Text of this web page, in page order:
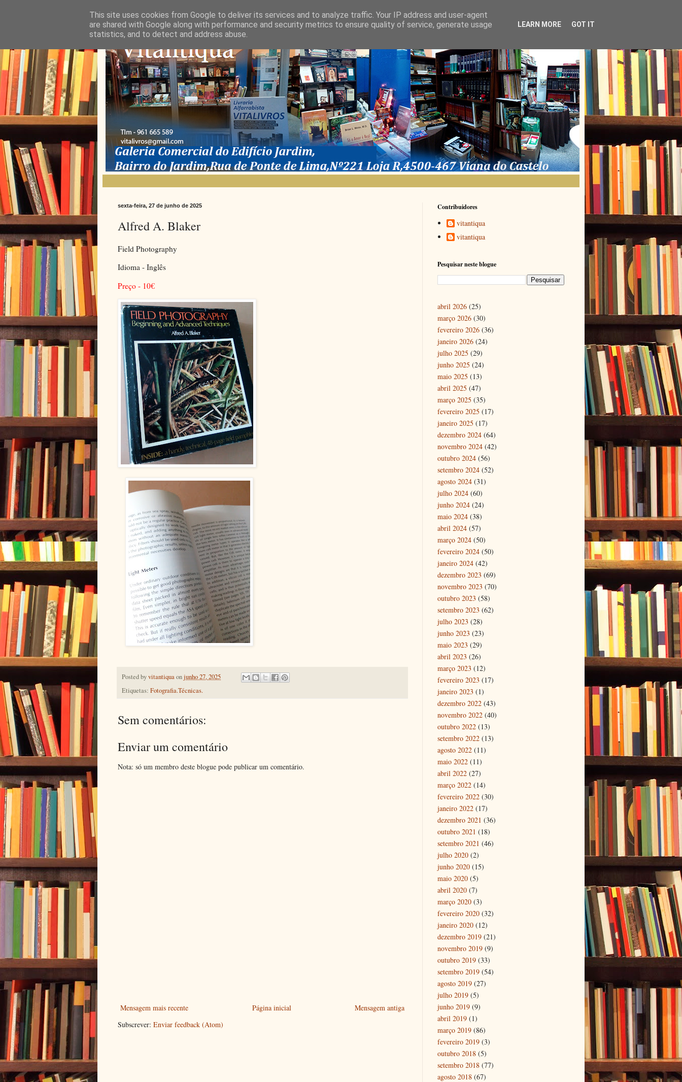
sexta-feira, 27 de junho de 2025
Alfred A. Blaker
Field Photography
Idioma - Inglês
Preço - 10€
Posted byvitantiquaonjunho 27, 2025
Etiquetas: Fotografia.Técnicas.
Sem comentários:
Enviar um comentário
Nota: só um membro deste blogue pode publicar um comentário.
Mensagem mais recente Mensagem antiga
Página inicial
Subscrever: Enviar feedback (Atom)
Contribuidores
vitantiqua
vitantiqua
Pesquisar neste blogue
abril 2026 (25)
março 2026 (30)
fevereiro 2026 (36)
janeiro 2026 (24)
julho 2025 (29)
junho 2025 (24)
maio 2025 (13)
abril 2025 (47)
março 2025 (35)
fevereiro 2025 (17)
janeiro 2025 (17)
dezembro 2024 (64)
novembro 2024 (42)
outubro 2024 (56)
setembro 2024 (52)
agosto 2024 (31)
julho 2024 (60)
junho 2024 (24)
maio 2024 (38)
abril 2024 (57)
março 2024 (50)
fevereiro 2024 (50)
janeiro 2024 (42)
dezembro 2023 (69)
novembro 2023 (70)
outubro 2023 (58)
setembro 2023 (62)
julho 2023 (28)
junho 2023 (23)
maio 2023 (29)
abril 2023 (26)
março 2023 (12)
fevereiro 2023 (17)
janeiro 2023 (1)
dezembro 2022 (43)
novembro 2022 (40)
outubro 2022 (13)
setembro 2022 (13)
agosto 2022 (11)
maio 2022 (11)
abril 2022 (27)
março 2022 (14)
fevereiro 2022 (30)
janeiro 2022 (17)
dezembro 2021 (36)
outubro 2021 (18)
setembro 2021 (46)
julho 2020 (2)
junho 2020 (15)
maio 2020 (5)
abril 2020 (7)
março 2020 (3)
fevereiro 2020 (32)
janeiro 2020 (12)
dezembro 2019 (21)
novembro 2019 (9)
outubro 2019 (33)
setembro 2019 (54)
agosto 2019 (27)
julho 2019 (5)
junho 2019 (9)
abril 2019 (1)
março 2019 (86)
fevereiro 2019 (3)
outubro 2018 (5)
setembro 2018 (77)
agosto 2018 (67)
This site uses cookies from Google to deliver its services and to analyze traffic. Your IP address and user-agent
are shared with Google along with performance and security metrics to ensure quality of service, generate usage
statistics, and to detect and address abuse.
LEARN MORE GOT IT